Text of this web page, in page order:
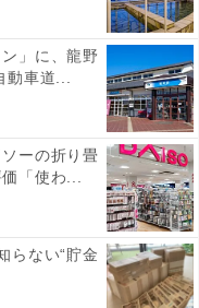
」に、龍野
動車道...
ーの折り畳
「使わ...
らない“貯金